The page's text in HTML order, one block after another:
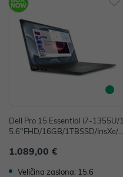
Dell Pro 15 Essential i7-1355U/1
5.6"FHD/16GB/1TBSSD/IrisXe/F
1.089,00 €
Veličina zaslona: 15.6